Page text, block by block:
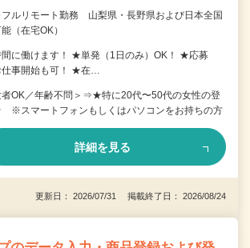
ルリモート勤務 山梨県・長野県および日本全国
（在宅OK）
間に働けます！ ★単発（1日のみ）OK！ ★応募
仕事開始も可！ ★在…
者OK／年齢不問＞⇒★特に20代〜50代の女性の登
スマートフォンもしくはパソコンをお持ちの方
詳細を見る
更新日： 2026/07/31 掲載終了日： 2026/08/24